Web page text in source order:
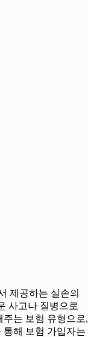
제공하는 실손의
사고나 질병으로
는 보험 유형으로,
해 보험 가입자는